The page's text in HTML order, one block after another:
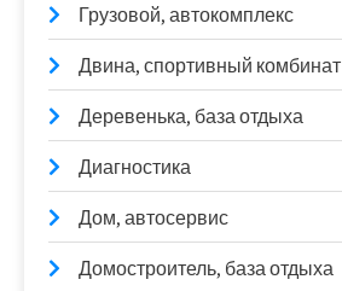
Грузовой, автокомплекс
Двина, спортивный комбинат
Деревенька, база отдыха
Диагностика
Дом, автосервис
Домостроитель, база отдыха